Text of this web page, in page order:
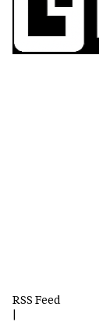
RSS Feed